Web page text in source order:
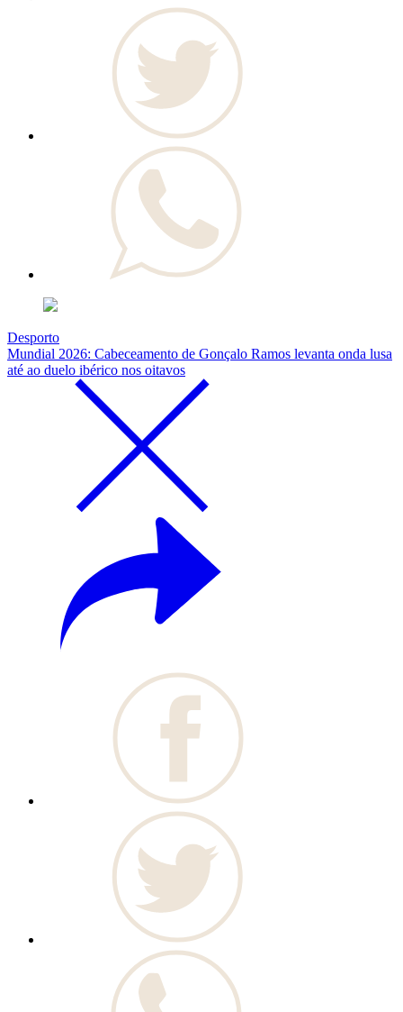
Desporto
Mundial 2026: Cabeceamento de Gonçalo Ramos levanta onda lusa
até ao duelo ibérico nos oitavos